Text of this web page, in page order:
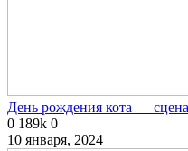
День рождения кота —
0 189k 0
10 января, 2024